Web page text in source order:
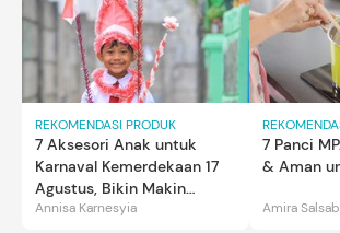
REKOMENDASI PRODUK
7 Aksesori Anak untuk
Karnaval Kemerdekaan 17
Agustus, Bikin Makin
Gemas
Annisa Karnesyia
7 Panci
& Aman
Amira